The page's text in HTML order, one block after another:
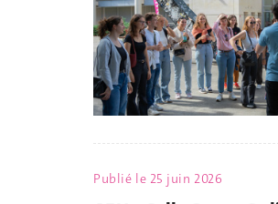
Publié le 25 juin 2026